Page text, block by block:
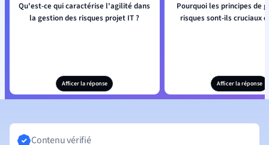
Qu'est-ce qui caractérise l'agilité dans
la gestion des risques projet IT ?
Afficer la réponse
Pourquoi les principes de
risques sont-ils cruciaux
Afficer la réponse
Contenu vérifié